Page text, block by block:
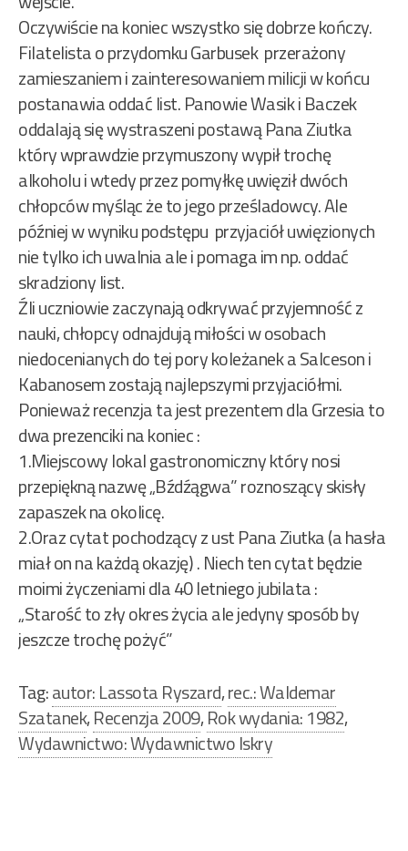
Oczywiście na koniec wszystko się dobrze kończy.
Filatelista o przydomku Garbusek przerażony
zamieszaniem i zainteresowaniem milicji w końcu
postanawia oddać list. Panowie Wasik i Baczek
oddalają się wystraszeni postawą Pana Ziutka
który wprawdzie przymuszony wypił trochę
alkoholu i wtedy przez pomyłkę uwięził dwóch
chłopców myśląc że to jego prześladowcy. Ale
później w wyniku podstępu przyjaciół uwięzionych
nie tylko ich uwalnia ale i pomaga im np. oddać
skradziony list.
Źli uczniowie zaczynają odkrywać przyjemność z
nauki, chłopcy odnajdują miłości w osobach
niedocenianych do tej pory koleżanek a Salceson i
Kabanosem zostają najlepszymi przyjaciółmi.
Ponieważ recenzja ta jest prezentem dla Grzesia to
dwa prezenciki na koniec :
1.Miejscowy lokal gastronomiczny który nosi
przepiękną nazwę „Bźdźągwa” roznoszący skisły
zapaszek na okolicę.
2.Oraz cytat pochodzący z ust Pana Ziutka (a hasła
miał on na każdą okazję) . Niech ten cytat będzie
moimi życzeniami dla 40 letniego jubilata :
„Starość to zły okres życia ale jedyny sposób by
jeszcze trochę pożyć”
Tag:autor: Lassota Ryszard,rec.: Waldemar
Szatanek,Recenzja 2009,Rok wydania: 1982,
Wydawnictwo: Wydawnictwo Iskry